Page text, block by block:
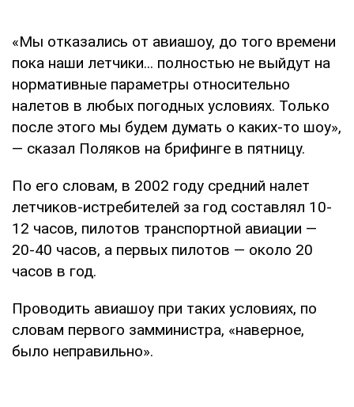
«Мы отказались от авиашоу, до того времени
пока наши летчики... полностью не выйдут на
нормативные параметры относительно
налетов в любых погодных условиях. Только
после этого мы будем думать о каких-то шоу»,
— сказал Поляков на брифинге в пятницу.
По его словам, в 2002 году средний налет
летчиков-истребителей за год составлял 10-
12 часов, пилотов транспортной авиации —
20-40 часов, а первых пилотов — около 20
часов в год.
Проводить авиашоу при таких условиях, по
словам первого замминистра, «наверное,
было неправильно».